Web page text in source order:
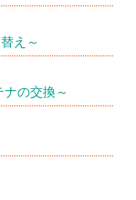
え～
の交換～